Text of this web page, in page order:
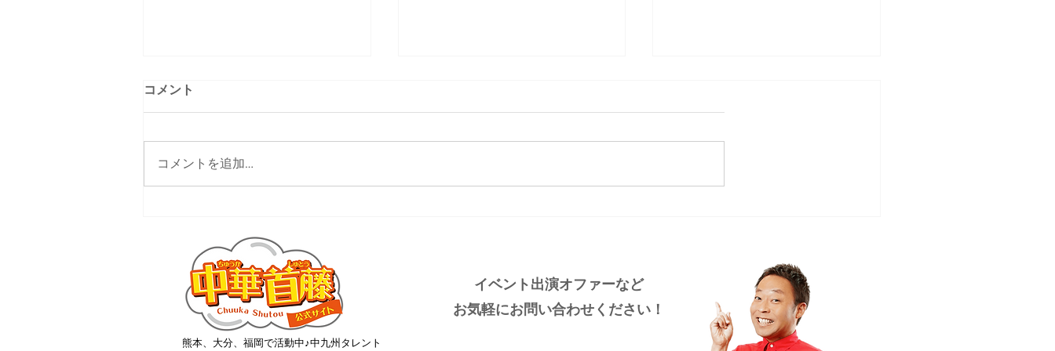
コメント
コメントを追加…
イベント出演オファーなど
お気軽にお問い合わせください！
熊本、大分、福岡で活動中♪中九州タレント